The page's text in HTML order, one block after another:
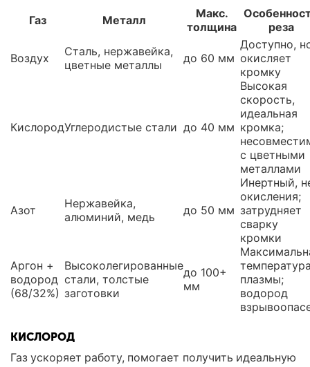
Газ Металл
Макс.
толщина
реза
Воздух
Сталь, нержавейка,
цветные металлы
до 60 мм
Доступно,
окисляет
кромку
КислородУглеродистые стали до 40 мм
Высокая
скорость,
идеальная
кромка;
с цветными
металлами
Азот
Нержавейка,
алюминий, медь
до 50 мм
Инертный,
окисления;
затрудняет
сварку
кромки
Аргон +
водород
(68/32%)
Высоколегированные
стали, толстые
заготовки
до 100+
мм
плазмы;
водород
КИСЛОРОД
Газ ускоряет работу, помогает получить идеальную